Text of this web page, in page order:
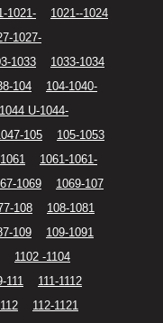
1021-
1021--1024
1027-
1033
1033-1034
104
104-1040-
1044 U-1044-
105
105-1053
1061-1061-
1069
1069-107
108
108-1081
109
109-1091
1102 -1104
111
111-1112
112-1121